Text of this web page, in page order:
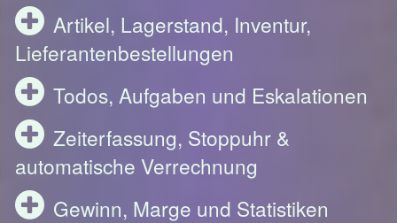
Artikel, Lagerstand, Inventur,
Lieferantenbestellungen
Todos, Aufgaben und Eskalationen
Zeiterfassung, Stoppuhr &
automatische Verrechnung
Gewinn, Marge und Statistiken